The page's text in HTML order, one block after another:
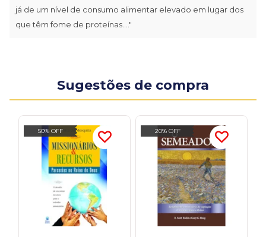
já de um nível de consumo alimentar elevado em lugar dos
que têm fome de proteínas...."
Sugestões de compra
50% OFF 20% OFF